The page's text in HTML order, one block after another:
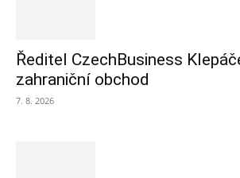
Ředitel CzechBusiness
zahraniční obchod
7. 8. 2026